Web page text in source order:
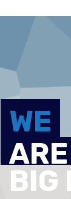
WE
BIG